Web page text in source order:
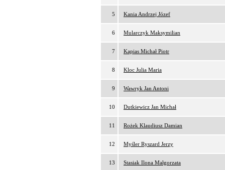
5 Kania Andrzej Józef
6 Mularczyk Maksymilian
7 Kapias Michał Piotr
8 Kloc Julia Maria
9 Wawryk Jan Antoni
10 Dutkiewicz Jan Michał
11 Rożek Klaudiusz Damian
12 Myśler Ryszard Jerzy
13 Stasiak Ilona Małgorzata